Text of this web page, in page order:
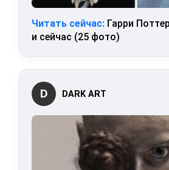
Читать сейчас: Гарри
и сейчас (25 фото)
D DARK ART